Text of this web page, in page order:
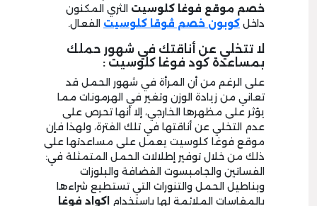
خصم موقع فوغا كلوسيت الثري المكنون
داخل كوبون خصم ڤوقا كلوسيت الفعال.
لا تتخلي عن أناقتك في شهور حملك
بمساعدة كود فوغا كلوسيت :
على الرغم من أن المرأة في شهور الحمل قد
تعاني من زيادة الوزن وتغير في الهرمونات مما
يؤثر على مظهرها الخارجي، إلا أنها تحرص على
عدم التخلي عن أناقتها في تلك الفترة، ولهذا فإن
موقع فوغا كلوسيت يعمل على مساعدتها على
ذلك من خلال توفير إطلالات الحمل المتمثلة في:
الفساتين والجامبسوت الفضافة والبلوزات
وبناطيل الحمل والتنورات التي تستطيع شراءها
بالمقاسات الملائمة لها باستخدام اكواد فوغا